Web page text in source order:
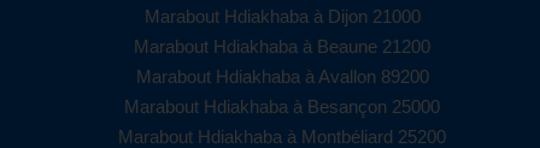
Marabout Hdiakhaba à Dijon 21000
Marabout Hdiakhaba à Beaune 21200
Marabout Hdiakhaba à Avallon 89200
Marabout Hdiakhaba à Besançon 25000
Marabout Hdiakhaba à Montbéliard 25200